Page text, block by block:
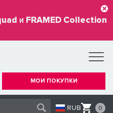
и FRAMED Collection
МОИ ПОКУПКИ
RUB 0